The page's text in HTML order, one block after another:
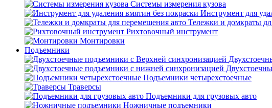
Системы измерения кузова
Инструмент для
Тележки и домкраты
Рихтовочный инструмент
Монтировки
Подъемники
Подъемники четырехстоечные
Траверсы
Подъемники для грузовых авто
Ножничные подъемники